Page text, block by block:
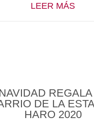
LEER MÁS
REGALA
DE LA
HARO 2020